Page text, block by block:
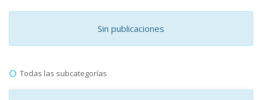
Sin publicaciones
Todas las subcategorías